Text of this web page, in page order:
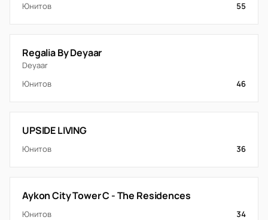
Юнитов 55
Regalia By Deyaar
Deyaar
Юнитов
46
UPSIDE LIVING
Юнитов 36
Aykon City Tower C - The Residences
Юнитов 34